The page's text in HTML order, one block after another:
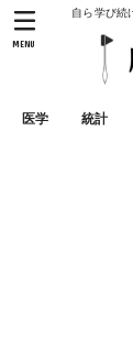
自ら学び続
医学 統計
MENU